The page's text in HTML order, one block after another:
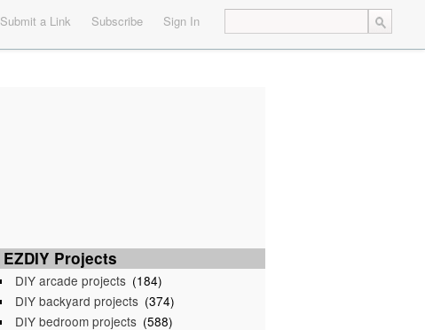
Submit a Link Subscribe Sign In
EZDIY Projects
DIY arcade projects (184)
DIY backyard projects (374)
DIY bedroom projects (588)